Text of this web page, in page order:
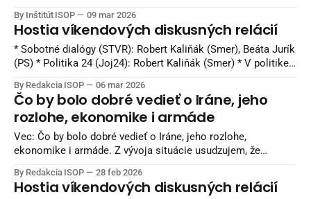
má tieto vlastnosti bez toho, aby svoje akcie robil bez
zámeru, bez cieľne, náhodne, či dokonca emocionálne bez
tvrdého kalkulu? Ale používa
By Inštitút ISOP 09 mar 2026
Hostia víkendových diskusných relácií
* Sobotné dialógy (STVR): Robert Kaliňák (Smer), Beáta Jurík
(PS) * Politika 24 (Joj24): Robert Kaliňák (Smer) * V politike
(STVR): Richard Takáč (Smer), Branislav Gröhling (SaS)
Zdroj: Denník N
By Redakcia ISOP 06 mar 2026
Čo by bolo dobré vedieť o Iráne, jeho
rozlohe, ekonomike i armáde
Vec: Čo by bolo dobré vedieť o Iráne, jeho rozlohe,
ekonomike i armáde. Z vývoja situácie usudzujem, že
krátkeho času. Myslím si, že pre všeobecný prehľad je dobré
vedieť základné údaje o tomto štáte. Rozloha Iránu: 1 648
By Redakcia ISOP 28 feb 2026
Hostia víkendových diskusných relácií